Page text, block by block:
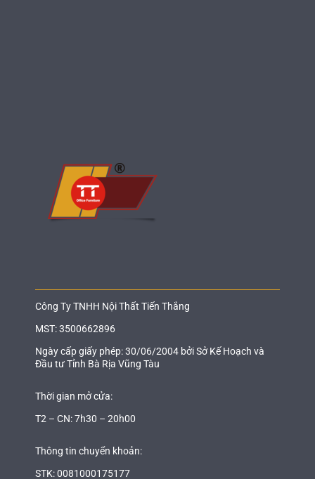
Công Ty TNHH Nội Thất Tiến Thắng
MST: 3500662896
Ngày cấp giấy phép: 30/06/2004 bởi Sở Kế Hoạch và
Đầu tư Tỉnh Bà Rịa Vũng Tàu
Thời gian mở cửa:
T2 – CN: 7h30 – 20h00
Thông tin chuyển khoản:
STK: 0081000175177